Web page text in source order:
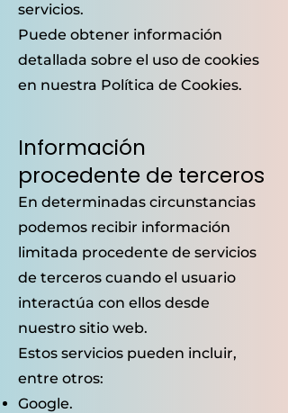
servicios.
Puede obtener información
detallada sobre el uso de cookies
en nuestra Política de Cookies.
Información
procedente de terceros
En determinadas circunstancias
podemos recibir información
limitada procedente de servicios
de terceros cuando el usuario
interactúa con ellos desde
nuestro sitio web.
Estos servicios pueden incluir,
entre otros:
Google.